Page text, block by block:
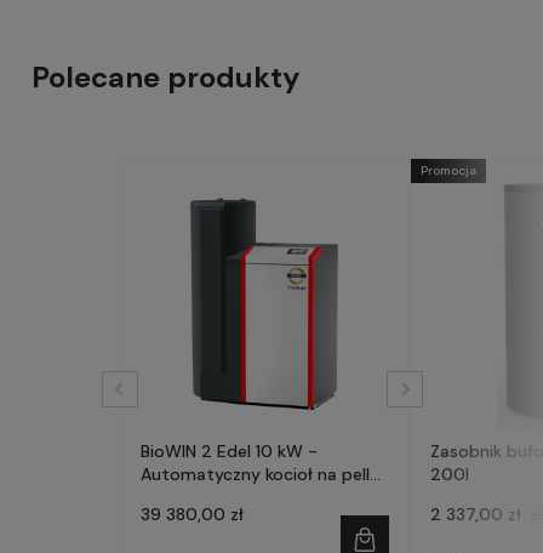
Polecane produkty
BioWIN 2 Edel 10 kW -
Automatyczny kocioł na pellet
39 380,00 zł
Zasobnik
200l
2 337,00 zł
Promocja